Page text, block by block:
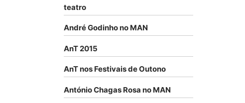
teatro
André Godinho no MAN
AnT 2015
AnT nos Festivais de Outono
António Chagas Rosa no MAN